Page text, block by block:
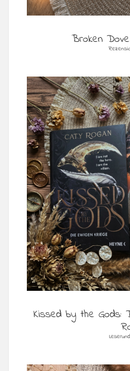
Broken
Kissed by the Gods: